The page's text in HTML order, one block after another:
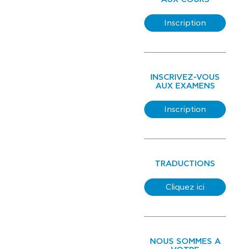
Inscription
INSCRIVEZ-VOUS
AUX EXAMENS
Inscription
TRADUCTIONS
Cliquez ici
NOUS SOMMES A